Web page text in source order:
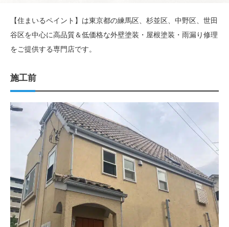
【住まいるペイント】は東京都の練馬区、杉並区、中野区、世田
谷区を中心に高品質＆低価格な外壁塗装・屋根塗装・雨漏り修理
をご提供する専門店です。
施工前